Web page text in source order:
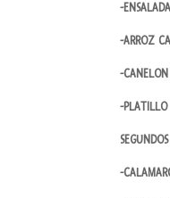
-
-ARROZ
-CANELON
-PLATILLO
SEGUNDOS
-